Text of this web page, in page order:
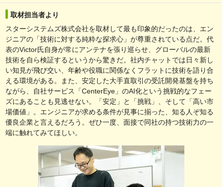
取材担当者より
スターシステムズ株式会社を取材して最も印象的だったのは、エン
ジニアの「技術に対する純粋な探求心」が尊重されている点だ。代
表のVictor氏自身が常にアンテナを張り巡らせ、グローバルの最新
技術を自ら検証するというから驚きだ。社内チャットでは日々新し
い知見が飛び交い、年齢や役職に関係なくフラットに技術を語り合
える環境がある。また、安定した大手直取引の受託開発基盤を持ち
ながら、自社サービス「CenterEye」のAI化という挑戦的なフェー
ズにあることも見逃せない。「安定」と「挑戦」、そして「高い市
場価値」。エンジニアが求める条件が見事に揃った、知る人ぞ知る
優良企業と言えるだろう。ぜひ一度、面接で同社の持つ技術力の一
端に触れてみてほしい。